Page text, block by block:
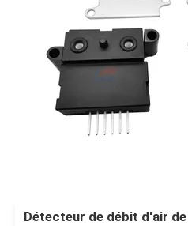
Détecteur de débit d'air